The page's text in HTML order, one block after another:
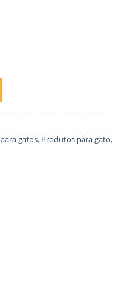
LIGHT (gravy) 85 GR
gatos, Produtos para gato,